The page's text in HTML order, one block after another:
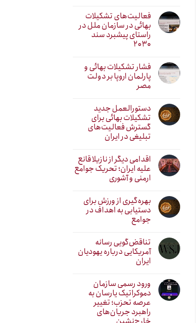
فعالیت‌های تشکیلات
بهائی در سازمان ملل در
راستای پیشبرد سند
۲۰۳۰
فشار تشکیلات بهائی و
پارلمان اروپا بر دولت
مصر
دستورالعمل جدید
تشکیلات بهائی برای
گسترش فعالیت‌های
تبلیغی در ایران
اقدامی دیگر از نازیلا قانع
علیه ایران؛ تحریک جوامع
ارمنی و آشوری
بهره‌گیری از ورزش برای
دستیابی به اهداف در
جوامع
تناقض‌گویی رسانه
آمریکایی درباره یهودیان
ایران
ورود رسمی سازمان
دموکراتیک یارسان به
عرصه تحزب؛ تغییر
راهبرد جریان‌های